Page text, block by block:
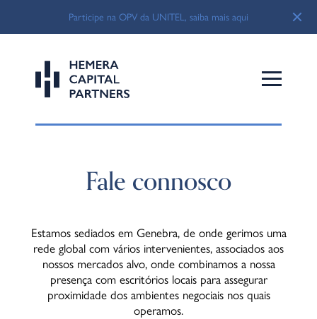
Participe na OPV da UNITEL, saiba mais aqui
Fale connosco
Estamos sediados em Genebra, de onde gerimos uma
rede global com vários intervenientes, associados aos
nossos mercados alvo, onde combinamos a nossa
presença com escritórios locais para assegurar
proximidade dos ambientes negociais nos quais
operamos.